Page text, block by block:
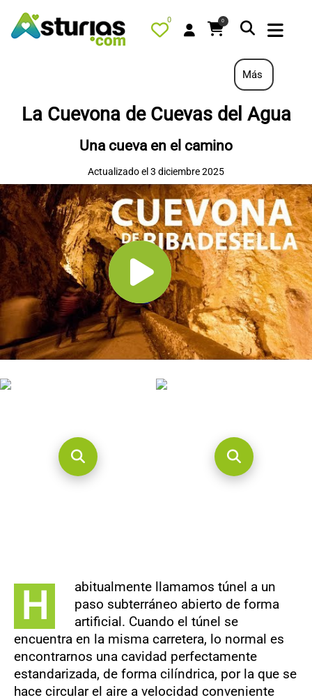
0 0
QUÉ HACER
ALOJAMIENTOS
RESTAURANTES
TURISMO ACTIVO
TIENDA
AGENDA
OFERTAS
CONTACTO
Más
La Cuevona de Cuevas del Agua
Una cueva en el camino
Actualizado el 3 diciembre 2025
H
abitualmente llamamos túnel a un
paso subterráneo abierto de forma
artificial. Cuando el túnel se
encuentra en la misma carretera, lo normal es
encontrarnos una cavidad perfectamente
estandarizada, de forma cilíndrica, por la que se
hace circular el aire a velocidad conveniente